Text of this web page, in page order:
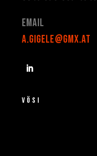
Email
a.gigele@gmx.at
VÖSI